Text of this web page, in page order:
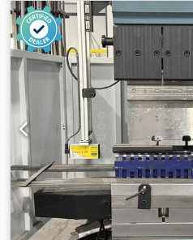
2400 mm Cjdpfjg Tcn Isx
Augstums 1800 mm